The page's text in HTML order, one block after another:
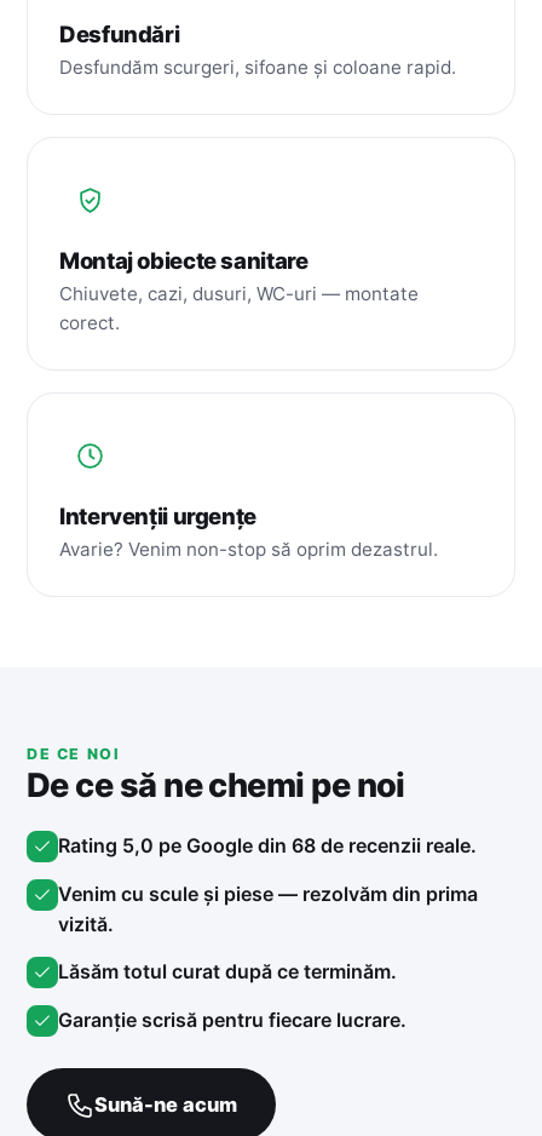
Desfundări
Desfundăm scurgeri, sifoane și coloane rapid.
Montaj obiecte sanitare
Chiuvete, cazi, dusuri, WC-uri — montate
corect.
Intervenții urgențe
Avarie? Venim non-stop să oprim dezastrul.
DE CE NOI
De ce să ne chemi pe noi
Rating 5,0 pe Google din 68 de recenzii reale.
Venim cu scule și piese — rezolvăm din prima
vizită.
Lăsăm totul curat după ce terminăm.
Garanție scrisă pentru fiecare lucrare.
Sună-ne acum